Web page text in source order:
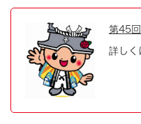
第45
詳しく